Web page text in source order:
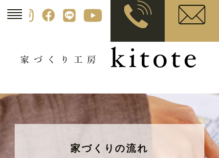
家づくりの流れ